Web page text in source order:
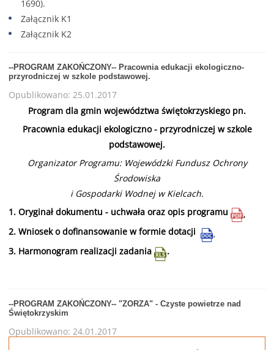
1690).
Załącznik K1
Załącznik K2
--PROGRAM ZAKOŃCZONY-- Pracownia edukacji ekologiczno-
przyrodniczej w szkole podstawowej.
Opublikowano: 25.01.2017
Program dla gmin województwa świętokrzyskiego pn.
Pracownia edukacji ekologiczno - przyrodniczej w szkole
podstawowej.
Organizator Programu: Wojewódzki Fundusz Ochrony
Środowiska
i Gospodarki Wodnej w Kielcach.
1. Oryginał dokumentu - uchwała oraz opis programu ,
2. Wniosek o dofinansowanie w formie dotacji ,
3. Harmonogram realizacji zadania .
--PROGRAM ZAKOŃCZONY-- "ZORZA" - Czyste powietrze nad
Świętokrzyskim
Opublikowano: 24.01.2017